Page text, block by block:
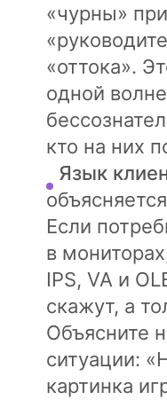
«чурны»
«оттока».
одной
кто на них
Язык
Если
в
IPS, VA и
скажут, а
Объясните
ситуации:
картинка